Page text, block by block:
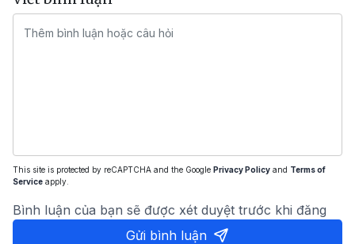
This site is protected by reCAPTCHA and the Google Privacy Policy and Terms of
Service apply.
Bình luận của bạn sẽ được xét duyệt trước khi đăng
Gửi bình luận